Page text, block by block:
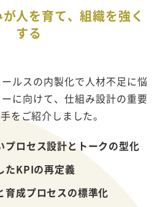
人を育て、組織を強く
する
ルスの内製化で人材不足に悩
に向けて、仕組み設計の重要
をご紹介しました。
プロセス設計とトークの型化
たKPIの再定義
育成プロセスの標準化